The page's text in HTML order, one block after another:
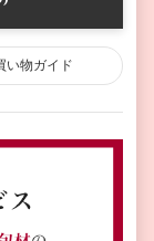
い物ガイド